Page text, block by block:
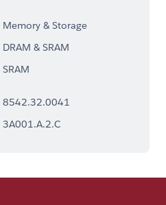
Memory & Storage
DRAM & SRAM
SRAM
8542.32.0041
3A001.A.2.C